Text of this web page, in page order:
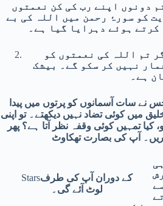
پھر تم دونوں اپنے رب کی کن نعمتوں
کو سورۂ رحمن میں اللہ کی بے
ہوئے دہرایا گیا ہے۔
اور اگر تم اللہ کی نعمتوں کو
نہیں کر سکو گے۔ بیشک
ہے
4): “وہ جس نے سات آسمانوں کو پرتوں میں پیدا
میں کوئی تضاد نہیں دیکھتے۔ تو اپنی
تمہیں کوئی وقفہ نظر آتا ہے؟ پھر
کریں۔ آپ کی بصارت تھکاوٹ
Starsکے دوران آپ کی طرف
لوٹ آئے گی۔
وہی